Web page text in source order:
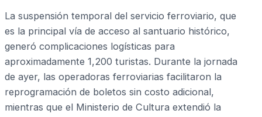
La suspensión temporal del servicio ferroviario, que
es la principal vía de acceso al santuario histórico,
generó complicaciones logísticas para
aproximadamente 1,200 turistas. Durante la jornada
de ayer, las operadoras ferroviarias facilitaron la
reprogramación de boletos sin costo adicional,
mientras que el Ministerio de Cultura extendió la